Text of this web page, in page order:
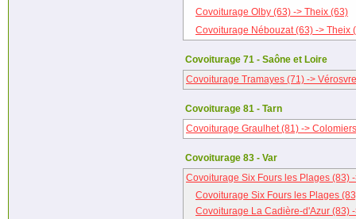
Covoiturage Olby (63) -> Theix (63)
Covoiturage Nébouzat (63) -> Theix
Covoiturage 71 - Saône et Loire
Covoiturage Tramayes (71) ->
Covoiturage 81 - Tarn
Covoiturage Graulhet (81) ->
Covoiturage 83 - Var
Covoiturage Six Fours les Plages (83)
Covoiturage Six Fours les Plages
Covoiturage La Cadière-d'Azur (83)